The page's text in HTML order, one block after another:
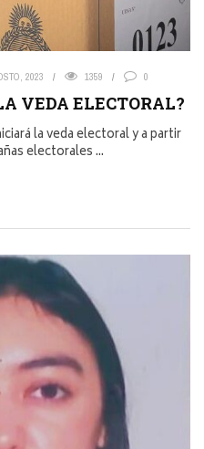
2023 1359 0
VEDA ELECTORAL?
la veda electoral y a partir
electorales ...